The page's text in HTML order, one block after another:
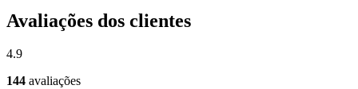
Avaliações dos clientes
4.9
144 avaliações